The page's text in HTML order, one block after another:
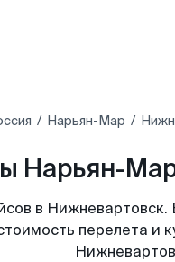
Нарьян-Мар
Нарьян-
в
перелета и